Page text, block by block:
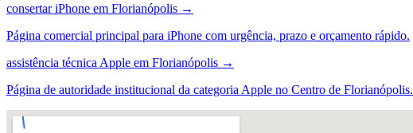
consertar iPhone em Florianópolis →
Página comercial principal para iPhone com urgência, prazo e orçamento rápido.
assistência técnica Apple em Florianópolis →
Página de autoridade institucional da categoria Apple no Centro de Florianópolis.